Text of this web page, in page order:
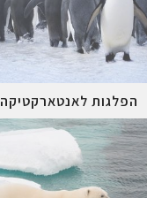
הפלגות לאנטארקטיקה